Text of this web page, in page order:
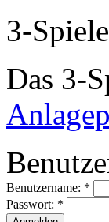
3-
Das 3-
Benutzername: *
Passwort: *